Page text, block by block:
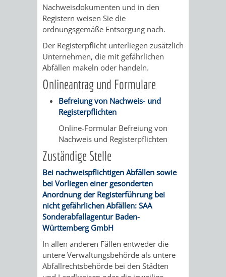
HILFE
MENSCHEN
MIT
BEHINDERUNG
MENSCHEN
MIT
DEMENZ
MIGRANTENBAUHERREN
BAUHERRENBERATUNG
GRUNDSTÜCKSWERTERMITTLUNG
DENKMALSCHUTZ
AUFGABEN
DER
UNTEREN
DENKMALSCHUTZBEHÖRDE
STEUERVORTEILE
SATZUNGEN
IM
BEREICH
DENKMALSCHUTZ
VERKAUF
STÄDTISCHER
BAUPLÄTZE
VERKAUF
STÄDTISCHER
HÄUSER
BERATUNGSERGEBNISSE
TAGESORDNUNG
/
SITZUNGSUNTERLAGEN
UMLEGUNGSAUSSCHUSS
BERATENDE
AUSSCHÜSSE
BÜRGERMEISTER
DEZERNATE
AMT
FÜR
Nachweisdokumenten und in den
Registern weisen Sie die
ordnungsgemäße Entsorgung nach.
Der Registerpflicht unterliegen zusätzlich
Unternehmen, die mit gefährlichen
Abfällen makeln oder handeln.
Onlineantrag und Formulare
Befreiung von Nachweis- und
Registerpflichten
Online-Formular Befreiung von
Nachweis und Registerpflichten
Zuständige Stelle
Bei nachweispflichtigen Abfällen sowie
bei Vorliegen einer gesonderten
Anordnung der Registerführung bei
nicht gefährlichen Abfällen: SAA
Sonderabfallagentur Baden-
Württemberg GmbH
In allen anderen Fällen entweder die
untere Verwaltungsbehörde als untere
Abfallrechtsbehörde bei den Städten